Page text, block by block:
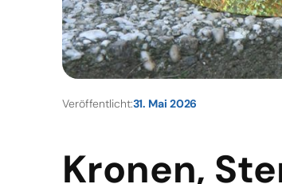
Veröffentlicht:31. Mai 2026
Kronen,